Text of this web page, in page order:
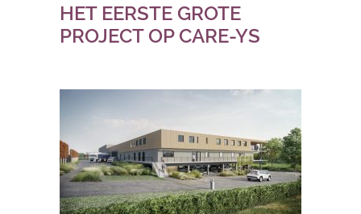
HET EERSTE GROTE
PROJECT OP CARE-YS